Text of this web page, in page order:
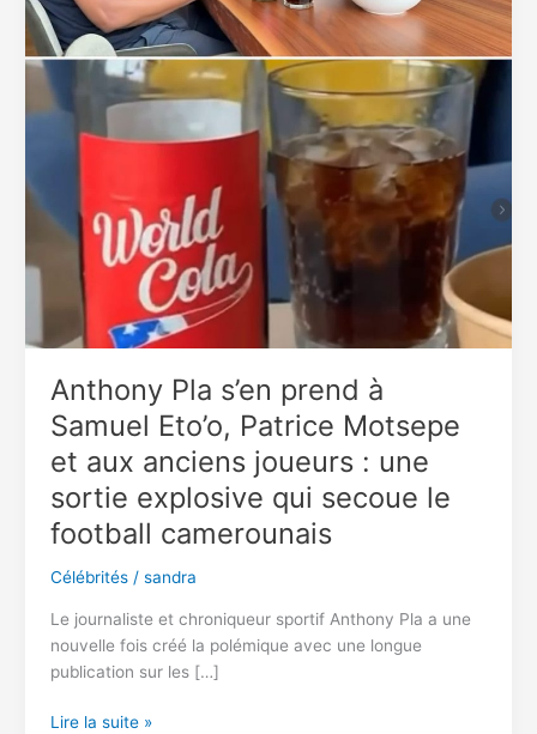
Anthony Pla s’en prend à
Samuel Eto’o, Patrice Motsepe
et aux anciens joueurs : une
sortie explosive qui secoue le
football camerounais
Célébrités/ sandra
Le journaliste et chroniqueur sportif Anthony Pla a une
nouvelle fois créé la polémique avec une longue
publication sur les […]
Anthony
Lire la suite »